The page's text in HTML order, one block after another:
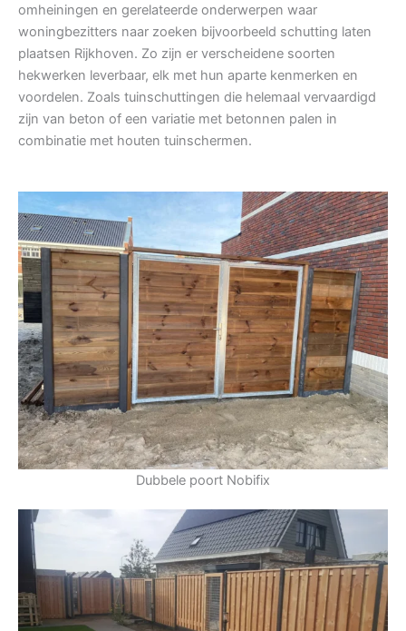
omheiningen en gerelateerde onderwerpen waar
woningbezitters naar zoeken bijvoorbeeld schutting laten
plaatsen Rijkhoven. Zo zijn er verscheidene soorten
hekwerken leverbaar, elk met hun aparte kenmerken en
voordelen. Zoals tuinschuttingen die helemaal vervaardigd
zijn van beton of een variatie met betonnen palen in
combinatie met houten tuinschermen.
Dubbele poort Nobifix